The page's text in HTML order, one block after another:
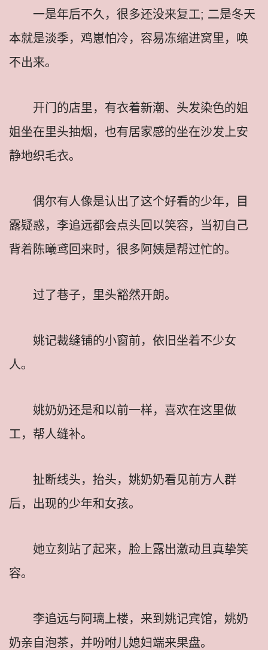
一是年后不久，很多还没来复工; 二是冬天
本就是淡季，鸡崽怕冷，容易冻缩进窝里，唤
不出来。
开门的店里，有衣着新潮、头发染色的姐
姐坐在里头抽烟，也有居家感的坐在沙发上安
静地织毛衣。
偶尔有人像是认出了这个好看的少年，目
露疑惑，李追远都会点头回以笑容，当初自己
背着陈曦鸢回来时，很多阿姨是帮过忙的。
过了巷子，里头豁然开朗。
姚记裁缝铺的小窗前，依旧坐着不少女
人。
姚奶奶还是和以前一样，喜欢在这里做
工，帮人缝补。
扯断线头，抬头，姚奶奶看见前方人群
后，出现的少年和女孩。
她立刻站了起来，脸上露出激动且真挚笑
容。
李追远与阿璃上楼，来到姚记宾馆，姚奶
奶亲自泡茶，并吩咐儿媳妇端来果盘。